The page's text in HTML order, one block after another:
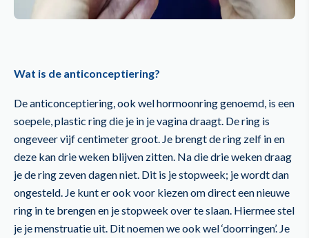
Wat is de anticonceptiering?
De anticonceptiering, ook wel hormoonring genoemd, is een
soepele, plastic ring die je in je vagina draagt. De ring is
ongeveer vijf centimeter groot. Je brengt de ring zelf in en
deze kan drie weken blijven zitten. Na die drie weken draag
je de ring zeven dagen niet. Dit is je stopweek; je wordt dan
ongesteld. Je kunt er ook voor kiezen om direct een nieuwe
ring in te brengen en je stopweek over te slaan. Hiermee stel
je je menstruatie uit. Dit noemen we ook wel ‘doorringen’. Je